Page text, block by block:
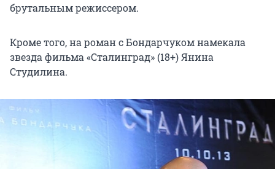
брутальным режиссером.
Кроме того, на роман с Бондарчуком намекала
звезда фильма «Сталинград» (18+) Янина
Студилина.